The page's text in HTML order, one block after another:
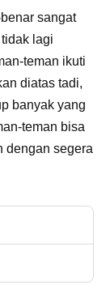
sangat
lagi
teman ikuti
diatas tadi,
banyak yang
teman bisa
dengan segera